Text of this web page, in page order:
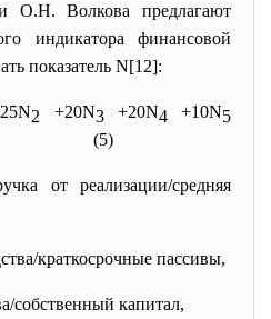
О.Н. Волкова предлагают
индикатора финансовой
показатель N[12]:
2 +20N3 +20N4 +10N5
от реализации/средняя
краткосрочные пассивы,
собственный капитал,